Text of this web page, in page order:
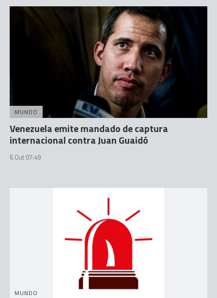
MUNDO
Venezuela emite mandado de captura
internacional contra Juan Guaidó
6 Out 07:49
MUNDO